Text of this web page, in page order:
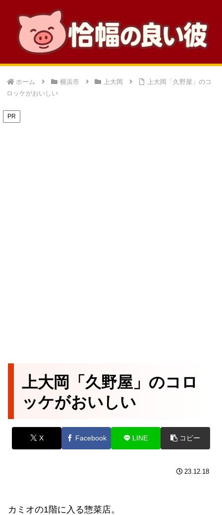
ホーム 横浜市 上大岡
上大岡「久野屋」のコ
ロッケがおいしい
PR
上大岡「久野屋」のコロ
ッケがおいしい
X Facebook LINE コピー
23.12.18
カミオの1階に入る惣菜店。